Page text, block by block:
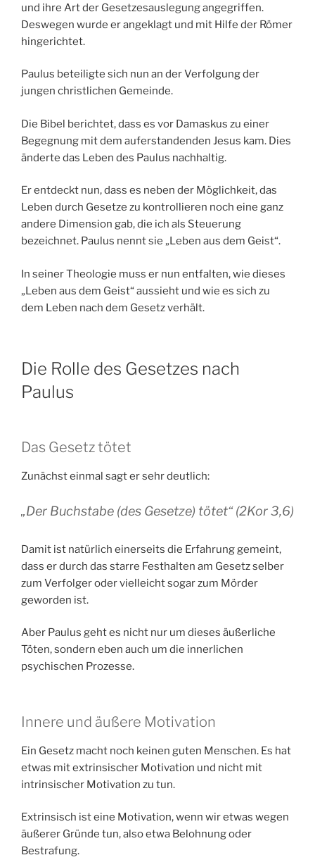
und ihre Art der Gesetzesauslegung angegriffen.
Deswegen wurde er angeklagt und mit Hilfe der Römer
hingerichtet.
Paulus beteiligte sich nun an der Verfolgung der
jungen christlichen Gemeinde.
Die Bibel berichtet, dass es vor Damaskus zu einer
Begegnung mit dem auferstandenden Jesus kam. Dies
änderte das Leben des Paulus nachhaltig.
Er entdeckt nun, dass es neben der Möglichkeit, das
Leben durch Gesetze zu kontrollieren noch eine ganz
andere Dimension gab, die ich als Steuerung
bezeichnet. Paulus nennt sie „Leben aus dem Geist“.
In seiner Theologie muss er nun entfalten, wie dieses
„Leben aus dem Geist“ aussieht und wie es sich zu
dem Leben nach dem Gesetz verhält.
Die Rolle des Gesetzes nach
Paulus
Das Gesetz tötet
Zunächst einmal sagt er sehr deutlich:
„Der Buchstabe (des Gesetze) tötet“ (2Kor 3,6)
Damit ist natürlich einerseits die Erfahrung gemeint,
dass er durch das starre Festhalten am Gesetz selber
zum Verfolger oder vielleicht sogar zum Mörder
geworden ist.
Aber Paulus geht es nicht nur um dieses äußerliche
Töten, sondern eben auch um die innerlichen
psychischen Prozesse.
Innere und äußere Motivation
Ein Gesetz macht noch keinen guten Menschen. Es hat
etwas mit extrinsischer Motivation und nicht mit
intrinsischer Motivation zu tun.
Extrinsisch ist eine Motivation, wenn wir etwas wegen
äußerer Gründe tun, also etwa Belohnung oder
Bestrafung.